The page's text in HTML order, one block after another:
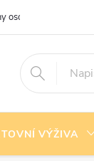
osobních údajů
VÝŽIVA